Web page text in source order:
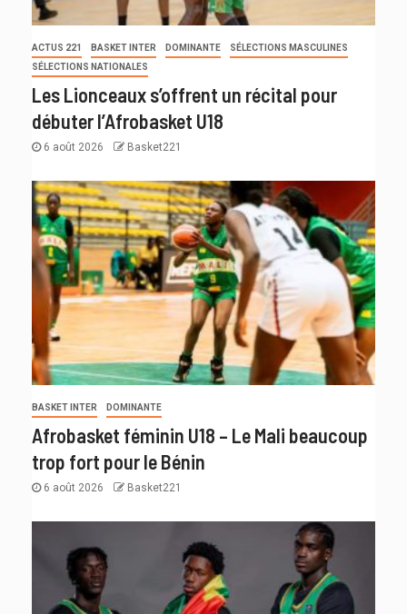
ACTUS 221 BASKET INTER DOMINANTE
SÉLECTIONS MASCULINES
SÉLECTIONS NATIONALES
Les Lionceaux s’offrent un récital pour
débuter l’Afrobasket U18
6 août 2026 Basket221
BASKET INTER DOMINANTE
Afrobasket féminin U18 – Le Mali beaucoup
trop fort pour le Bénin
6 août 2026 Basket221